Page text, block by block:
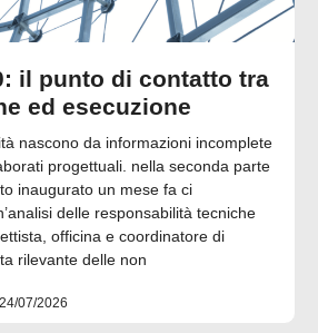
il punto di contatto tra
ed esecuzione
nascono da informazioni incomplete
progettuali. nella seconda parte
inaugurato un mese fa ci
delle responsabilità tecniche
officina e coordinatore di
rilevante delle non
24/07/2026